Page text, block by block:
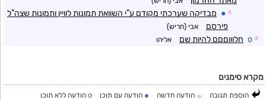
☼
● מבדיקה שערכתי מקודם ע"י השוואת תמונות לוויין ותמונות שצה"ל
פירסם
אבי (חריש)
☼
o חלוווםםם להיות שם אליהו
מקרא סימנים
הוספת תגובה ☼ הודעה חדשה ● הודעה עם תוכן o הודעה ללא תוכן